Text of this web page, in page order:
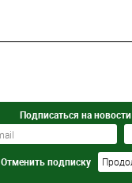
Подписаться на новости
Отменить подписку